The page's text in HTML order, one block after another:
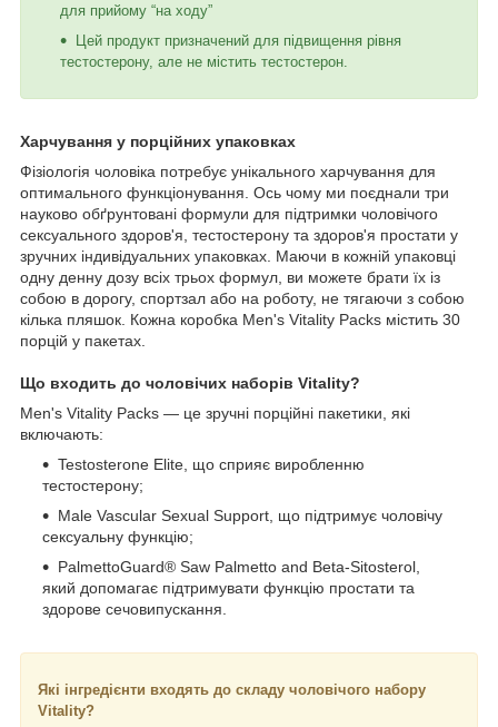
для прийому “на ходу”
Цей продукт призначений для підвищення рівня
тестостерону, але не містить тестостерон.
Харчування у порційних упаковках
Фізіологія чоловіка потребує унікального харчування для
оптимального функціонування. Ось чому ми поєднали три
науково обґрунтовані формули для підтримки чоловічого
сексуального здоров'я, тестостерону та здоров'я простати у
зручних індивідуальних упаковках. Маючи в кожній упаковці
одну денну дозу всіх трьох формул, ви можете брати їх із
собою в дорогу, спортзал або на роботу, не тягаючи з собою
кілька пляшок. Кожна коробка Men's Vitality Packs містить 30
порцій у пакетах.
Що входить до чоловічих наборів Vitality?
Men's Vitality Packs — це зручні порційні пакетики, які
включають:
Testosterone Elite, що сприяє виробленню
тестостерону;
Male Vascular Sexual Support, що підтримує чоловічу
сексуальну функцію;
PalmettoGuard® Saw Palmetto and Beta-Sitosterol,
який допомагає підтримувати функцію простати та
здорове сечовипускання.
Які інгредієнти входять до складу чоловічого набору
Vitality?